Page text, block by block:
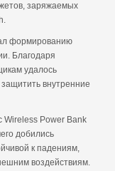
заряжаемых
формированию
Благодаря
удалось
внутренние
Wireless Power Bank
добились
к падениям,
воздействиям.